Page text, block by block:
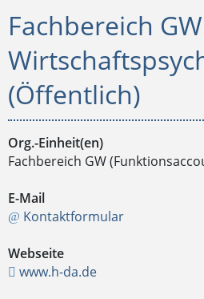
Fachbereich
(Öffentlich)
Org.-Einheit(en)
Fachbereich GW
E-Mail
Kontaktformular
Webseite
www.h-da.de